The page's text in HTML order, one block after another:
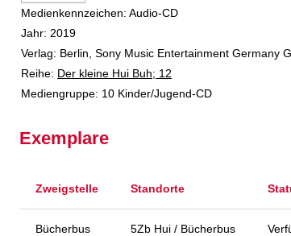
Medienkennzeichen: Audio-CD
Jahr: 2019
Verlag: Berlin, Sony Music Entertainment Germany
Reihe: Der kleine Hui Buh; 12
Mediengruppe: 10 Kinder/Jugend-CD
Exemplare
Zweigstelle Standorte
Bücherbus 5Zb Hui / Bücherbus